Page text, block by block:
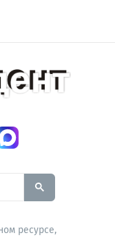
site, enter a
ресурсе,